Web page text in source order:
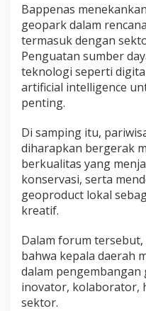
b
a
n
g
a
n
G
a
r
k
Bappenas
geopark dalam
termasuk dengan
Penguatan sumber
teknologi seperti
artificial intelligence
penting.
Di samping itu,
diharapkan bergerak
berkualitas yang
konservasi, serta
geoproduct lokal
kreatif.
Dalam forum
bahwa kepala daerah
dalam
inovator, kolaborator,
sektor.